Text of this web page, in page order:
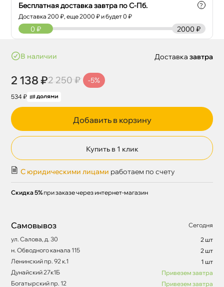
Бесплатная доставка завтра по С-Пб.
Доставка200 ₽, еще2000 ₽ и будет 0 ₽
?
2000 ₽
0 ₽
наличии
2 138 ₽2 250 ₽ -5%
534 ₽
Доставка завтра
Добавить в корзину
Купить в 1 клик
С юридическими лицами работаем по счету
Скидка 5% при заказе через интернет-магазин
Самовывоз
Сегодня
ул. Салова, д. 30
2 шт
н. Обводного канала 115
2 шт
Ленинский пр. 92 к.1
1 шт
Дунайский 27к1Б
Привезем завтра
Богатырский пр. 12
Привезем завтра